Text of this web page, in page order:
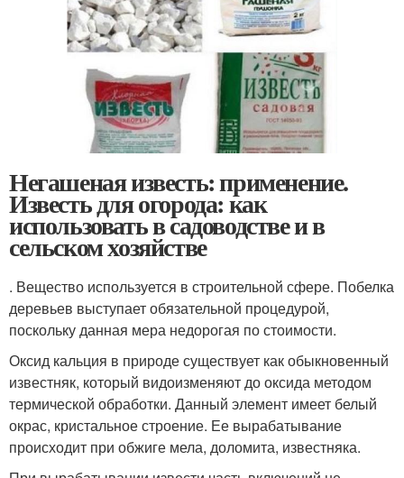
Негашеная известь: применение.
Известь для огорода: как
использовать в садоводстве и в
сельском хозяйстве
. Вещество используется в строительной сфере. Побелка
деревьев выступает обязательной процедурой,
поскольку данная мера недорогая по стоимости.
Оксид кальция в природе существует как обыкновенный
известняк, который видоизменяют до оксида методом
термической обработки. Данный элемент имеет белый
окрас, кристальное строение. Ее вырабатывание
происходит при обжиге мела, доломита, известняка.